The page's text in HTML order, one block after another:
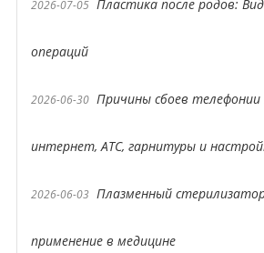
2026-07-05 Пластика после родов:
операций
2026-06-30 Причины сбоев
интернет, АТС, гарнитуры и
2026-06-03 Плазменный
применение в медицине